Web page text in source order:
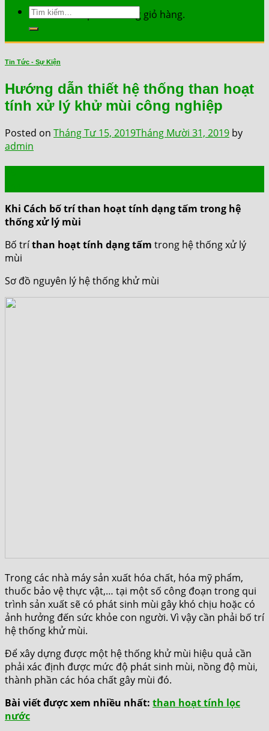
Chưa có sản phẩm trong giỏ hàng.
Tìm
kiếm:
Tin Tức - Sự Kiện
Hướng dẫn thiết hệ thống than hoạt
tính xử lý khử mùi công nghiệp
Posted on Tháng Tư 15, 2019Tháng Mười 31, 2019 by
admin
Khi Cách bố trí than hoạt tính dạng tấm trong hệ
thống xử lý mùi
Bố tríthan hoạt tính dạng tấm trong hệ thống xử lý
mùi
Sơ đồ nguyên lý hệ thống khử mùi
Trong các nhà máy sản xuất hóa chất, hóa mỹ phẩm,
thuốc bảo vệ thực vật,… tại một số công đoạn trong qui
trình sản xuất sẽ có phát sinh mùi gây khó chịu hoặc có
ảnh hưởng đến sức khỏe con người. Vì vậy cần phải bố trí
hệ thống khử mùi.
Để xây dựng được một hệ thống khử mùi hiệu quả cần
phải xác định được mức độ phát sinh mùi, nồng độ mùi,
thành phần các hóa chất gây mùi đó.
Bài viết được xem nhiều nhất: than hoạt tính lọc
nước